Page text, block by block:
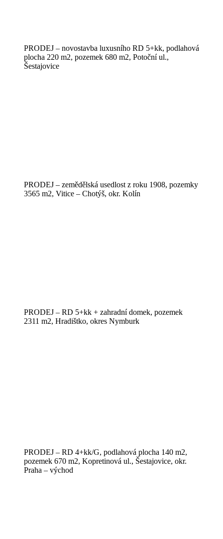
PRODEJ – novostavba luxusního RD 5+kk, podlahová
plocha 220 m2, pozemek 680 m2, Potoční ul.,
Šestajovice
PRODEJ – zemědělská usedlost z roku 1908, pozemky
3565 m2, Vitice – Chotýš, okr. Kolín
PRODEJ – RD 5+kk + zahradní domek, pozemek
2311 m2, Hradištko, okres Nymburk
PRODEJ – RD 4+kk/G, podlahová plocha 140 m2,
pozemek 670 m2, Kopretinová ul., Šestajovice, okr.
Praha – východ